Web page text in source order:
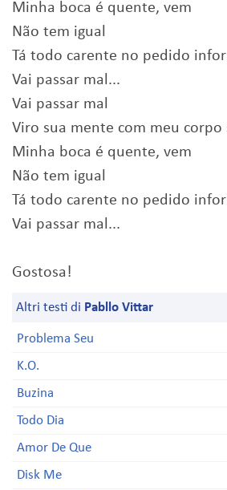
Minha boca é quente, vem
Não tem igual
Tá todo carente no pedido
Vai passar mal...
Vai passar mal
Viro sua mente com meu corpo
Minha boca é quente, vem
Não tem igual
Tá todo carente no pedido
Vai passar mal...
Gostosa!
Altri testi di Pabllo Vittar
Problema Seu
K.O.
Buzina
Todo Dia
Amor De Que
Disk Me